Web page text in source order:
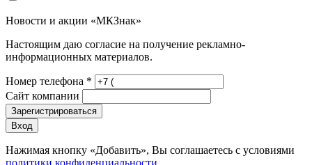
Новости и акции «МКЗнак»
Настоящим даю согласие на получение рекламно-
информационных материалов.
Номер телефона *
Сайт компании
Зарегистрироваться
Вход
Нажимая кнопку «Добавить», Вы соглашаетесь c условиями
политики конфиденциальности.